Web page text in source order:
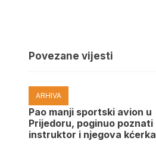
Povezane vijesti
ARHIVA
Pao manji sportski avion u
Prijedoru, poginuo poznati
instruktor i njegova kćerka